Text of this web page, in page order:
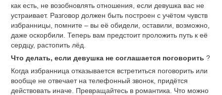
как есть, не возобновлять отношения, если девушка вас не
устраивает. Разговор должен быть построен с учётом чувств
избранницы, помните – вы её обидели, оставили, возможно,
даже оскорбили. Теперь вам предстоит проложить путь к её
сердцу, растопить лёд.
Что делать, если девушка не соглашается поговорить ?
Когда избранница отказывается встретиться поговорить или
вообще не отвечает на телефонный звонок, придётся
действовать иначе. Превращайтесь в романтика. Что можно